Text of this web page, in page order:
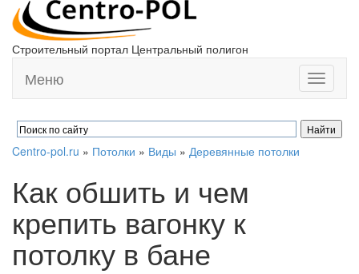
Строительный портал Центральный полигон
Toggle
Меню
Centro-pol.ru » Потолки » Виды » Деревянные потолки
Как обшить и чем
крепить вагонку к
потолку в бане